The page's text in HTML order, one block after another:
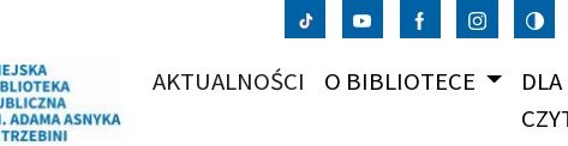
AKTUALNOŚCI (CURRENT)
O BIBLIOTECE
DLA